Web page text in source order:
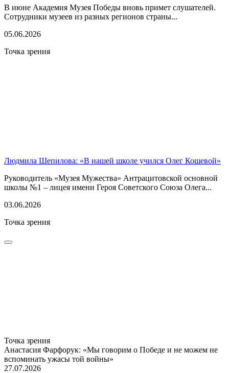
В июне Академия Музея Победы вновь примет слушателей.
Сотрудники музеев из разных регионов страны...
05.06.2026
Точка зрения
Людмила Шепилова: «В нашей школе учился Олег Кошевой»
Руководитель «Музея Мужества» Антрацитовской основной
школы №1 – лицея имени Героя Советского Союза Олега...
03.06.2026
Точка зрения
Точка зрения
Анастасия Фарфорук: «Мы говорим о Победе и не можем не
вспоминать ужасы той войны»
27.07.2026